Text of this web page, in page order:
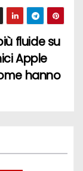
fluide su
Apple
hanno